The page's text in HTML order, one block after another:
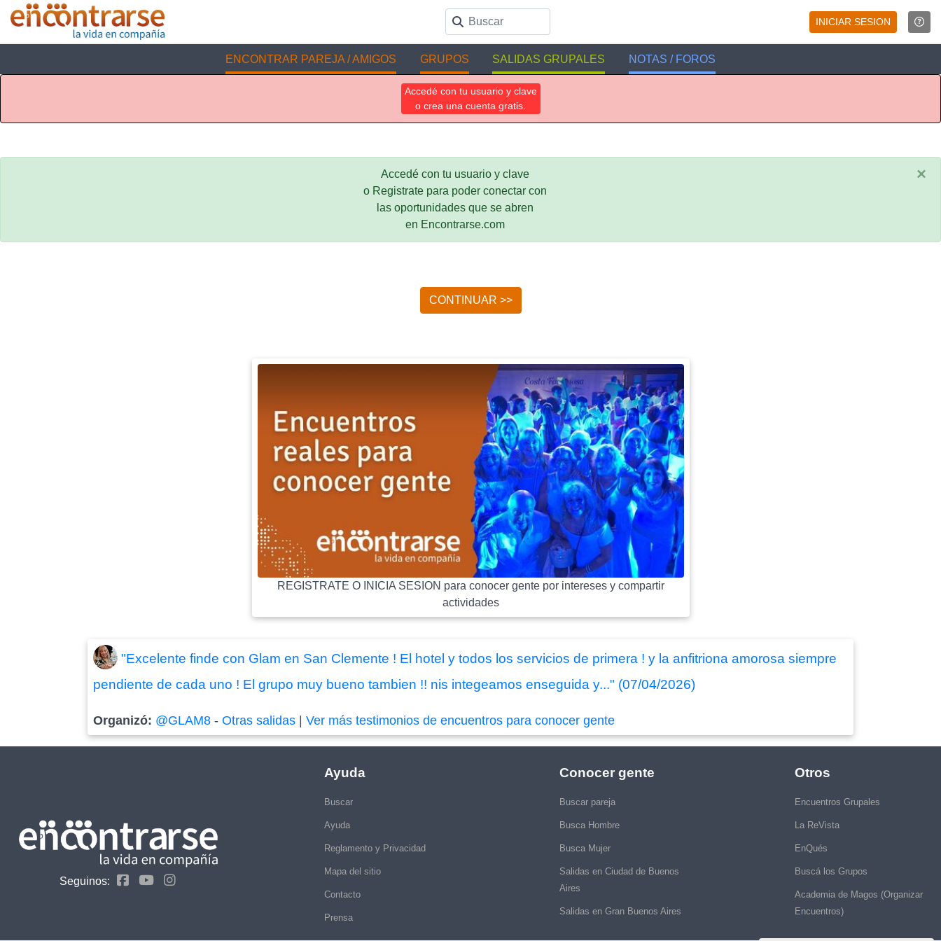
INICIAR SESION
ENCONTRAR PAREJA / AMIGOS GRUPOS SALIDAS GRUPALES NOTAS / FOROS
Accedé con tu usuario y clave
o crea una cuenta gratis.
Accedé con tu usuario y clave
o Registrate para poder conectar con
las oportunidades que se abren
en Encontrarse.com
×
CONTINUAR >>
REGISTRATE O INICIA SESION para conocer gente por intereses y compartir
actividades
"Excelente finde con Glam en San Clemente ! El hotel y todos los servicios de primera ! y la anfitriona amorosa siempre
pendiente de cada uno ! El grupo muy bueno tambien !! nis integeamos enseguida y..." (07/04/2026)
Organizó: @GLAM8 -Otras salidas |Ver más testimonios de encuentros para conocer gente
Seguinos:
Ayuda
Buscar
Ayuda
Reglamento y Privacidad
Mapa del sitio
Contacto
Prensa
Conocer gente
Buscar pareja
Busca Hombre
Busca Mujer
Salidas en Ciudad de Buenos
Aires
Salidas en Gran Buenos Aires
Otros
Encuentros Grupales
La ReVista
EnQués
Buscá los Grupos
Academia de Magos (Organizar
Encuentros)